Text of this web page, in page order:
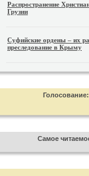
Распространение
Грузии
Суфийские ордены – их
преследование в Крыму
Голосование:
Самое